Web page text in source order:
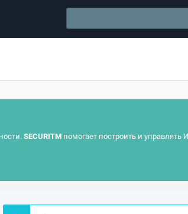
SECURITMпомогает построить и